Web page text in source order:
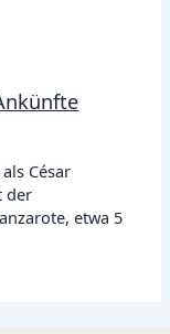
César
der
etwa 5